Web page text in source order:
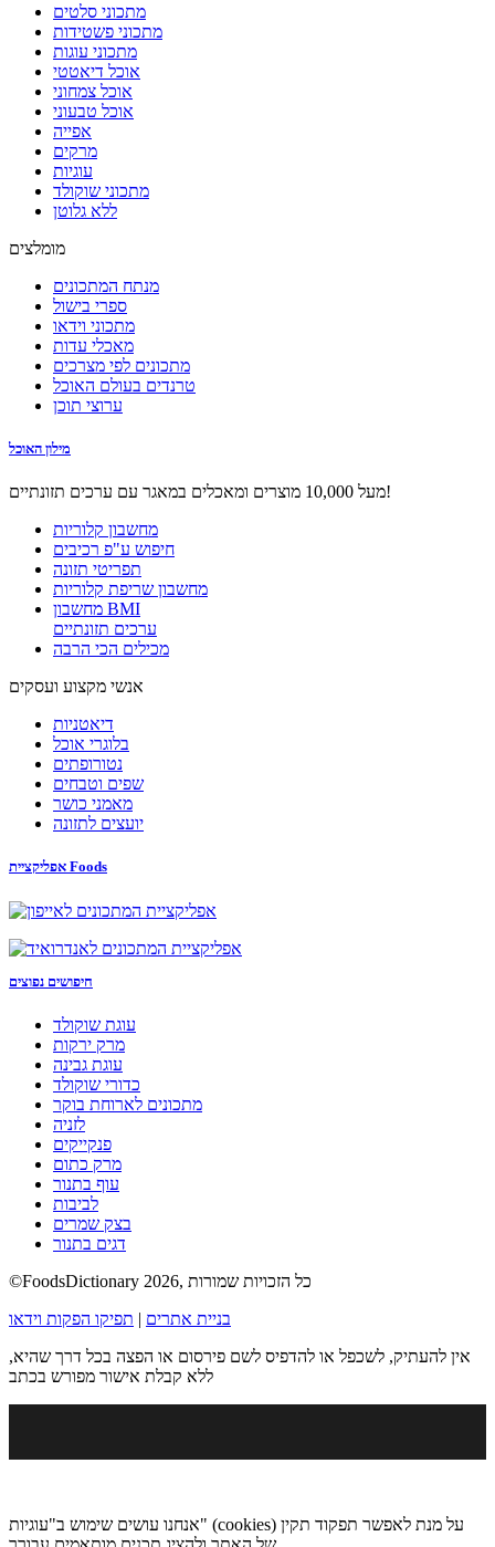
מתכוני סלטים
מתכוני פשטידות
מתכוני עוגות
אוכל דיאטטי
אוכל צמחוני
אוכל טבעוני
אפייה
מרקים
עוגיות
מתכוני שוקולד
ללא גלוטן
מומלצים
מנתח המתכונים
ספרי בישול
מתכוני וידאו
מאכלי עדות
מתכונים לפי מצרכים
טרנדים בעולם האוכל
ערוצי תוכן
מילון האוכל
מעל 10,000 מוצרים ומאכלים במאגר עם ערכים תזונתיים!
מחשבון קלוריות
חיפוש ע"פ רכיבים
תפריטי תזונה
מחשבון שריפת קלוריות
מחשבון BMI
ערכים תזונתיים
מכילים הכי הרבה
אנשי מקצוע ועסקים
דיאטניות
בלוגרי אוכל
נטורופתים
שפים וטבחים
מאמני כושר
יועצים לתזונה
אפליקציית Foods
חיפושים נפוצים
עוגת שוקולד
מרק ירקות
עוגת גבינה
כדורי שוקולד
מתכונים לארוחת בוקר
לזניה
פנקייקים
מרק כתום
עוף בתנור
לביבות
בצק שמרים
דגים בתנור
©FoodsDictionary 2026, כל הזכויות שמורות
בניית אתרים | תפיקו הפקות וידאו
אין להעתיק, לשכפל או להדפיס לשם פירסום או הפצה בכל דרך שהיא,
ללא קבלת אישור מפורש בכתב
אנחנו עושים שימוש ב"עוגיות" (cookies) על מנת לאפשר תפקוד תקין